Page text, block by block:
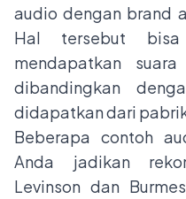
audio dengan brand
Hal tersebut
mendapatkan
dibandingkan
didapatkan dari
Beberapa contoh
Anda jadikan
Levinson dan